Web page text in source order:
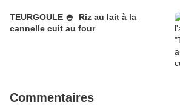
TEURGOULE 🍚 Riz au lait à la
cannelle cuit au four
Commentaires